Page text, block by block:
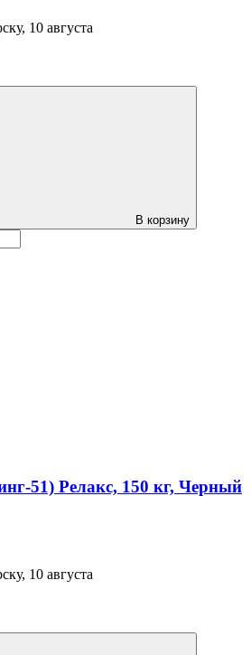
10 августа
В корзину
51) Релакс, 150 кг, Черный
10 августа